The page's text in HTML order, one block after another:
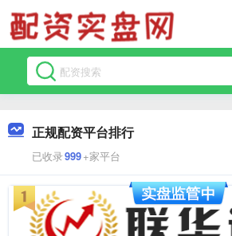
正规配资平台排行
已收录999+家平台